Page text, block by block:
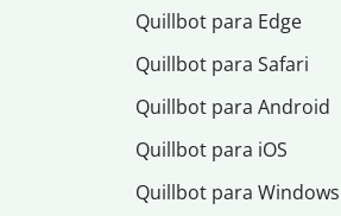
Quillbot para Edge
Quillbot para Safari
Quillbot para Android
Quillbot para iOS
Quillbot para Windows